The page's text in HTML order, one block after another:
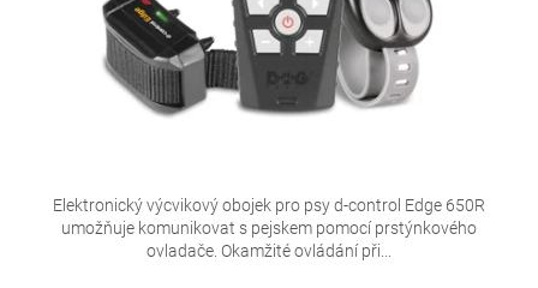
Elektronický výcvikový obojek pro psy d-control Edge 650R
umožňuje komunikovat s pejskem pomocí prstýnkového
ovladače. Okamžité ovládání při...